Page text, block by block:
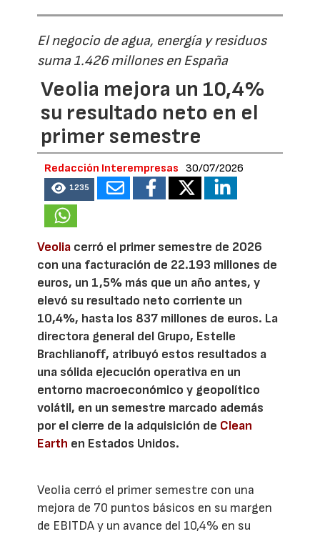
El negocio de agua, energía y residuos
suma 1.426 millones en España
Veolia mejora un 10,4%
su resultado neto en el
primer semestre
Redacción Interempresas 30/07/2026
1235
Veolia cerró el primer semestre de 2026
con una facturación de 22.193 millones de
euros, un 1,5% más que un año antes, y
elevó su resultado neto corriente un
10,4%, hasta los 837 millones de euros. La
directora general del Grupo, Estelle
Brachlianoff, atribuyó estos resultados a
una sólida ejecución operativa en un
entorno macroeconómico y geopolítico
volátil, en un semestre marcado además
por el cierre de la adquisición de Clean
Earth en Estados Unidos.
Veolia cerró el primer semestre con una
mejora de 70 puntos básicos en su margen
de EBITDA y un avance del 10,4% en su